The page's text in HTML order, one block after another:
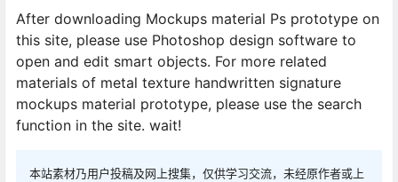
After downloading Mockups material Ps prototype on
this site, please use Photoshop design software to
open and edit smart objects. For more related
materials of metal texture handwritten signature
mockups material prototype, please use the search
function in the site. wait!
本站素材乃用户投稿及网上搜集，仅供学习交流，未经原作者或上